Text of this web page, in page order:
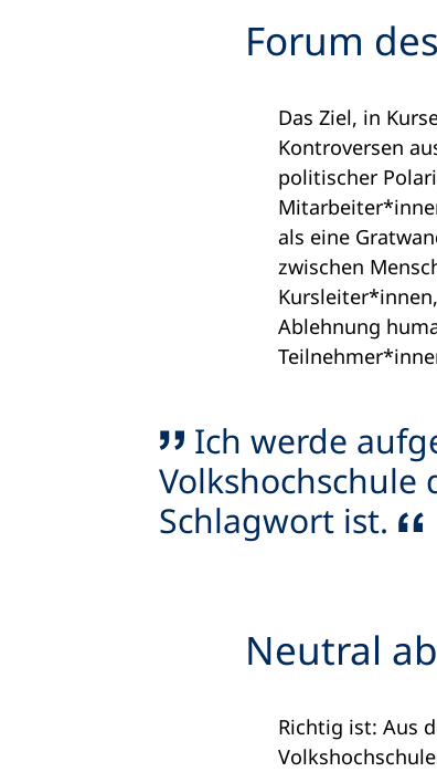
Forum
Das Ziel, in
Kontroversen
politischer
als eine
zwischen
Ablehnung
Ich werde
Volkshochschule
Schlagwort ist.
Neutral
Richtig ist: Aus